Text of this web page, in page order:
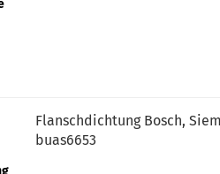
Flanschdichtung Bosch,
buas6653